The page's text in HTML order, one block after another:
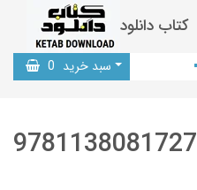
کتاب دانلود
سبد خرید 0
9781138081727